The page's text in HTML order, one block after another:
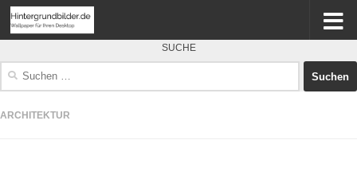
SUCHE
ARCHITEKTUR